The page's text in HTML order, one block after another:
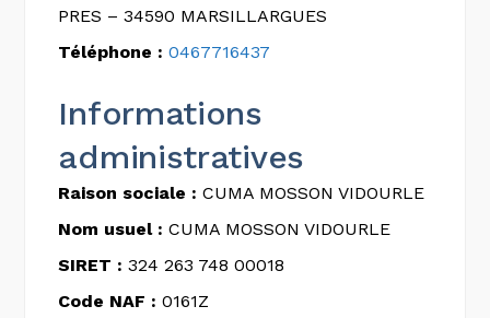
PRES – 34590 MARSILLARGUES
Téléphone : 0467716437
Informations
administratives
Raison sociale : CUMA MOSSON VIDOURLE
Nom usuel : CUMA MOSSON VIDOURLE
SIRET : 324 263 748 00018
Code NAF : 0161Z